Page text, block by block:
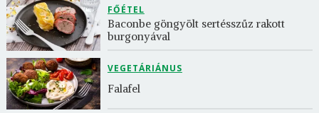
FŐÉTEL
Baconbe göngyölt sertésszűz rakott
burgonyával
VEGETÁRIÁNUS
Falafel